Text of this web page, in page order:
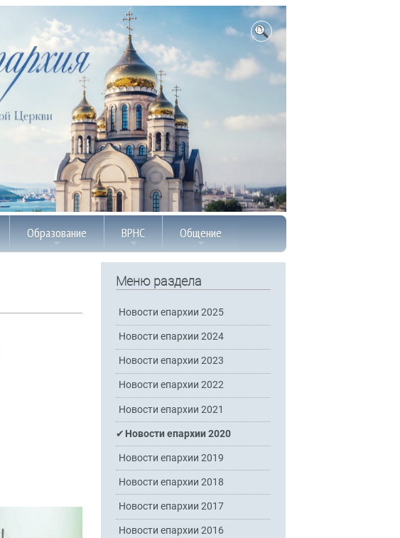
Образование ВРНС Общение
Меню раздела
Новости епархии 2025
Новости епархии 2024
Новости епархии 2023
Новости епархии 2022
Новости епархии 2021
Новости епархии 2020
Новости епархии 2019
Новости епархии 2018
Новости епархии 2017
Новости епархии 2016